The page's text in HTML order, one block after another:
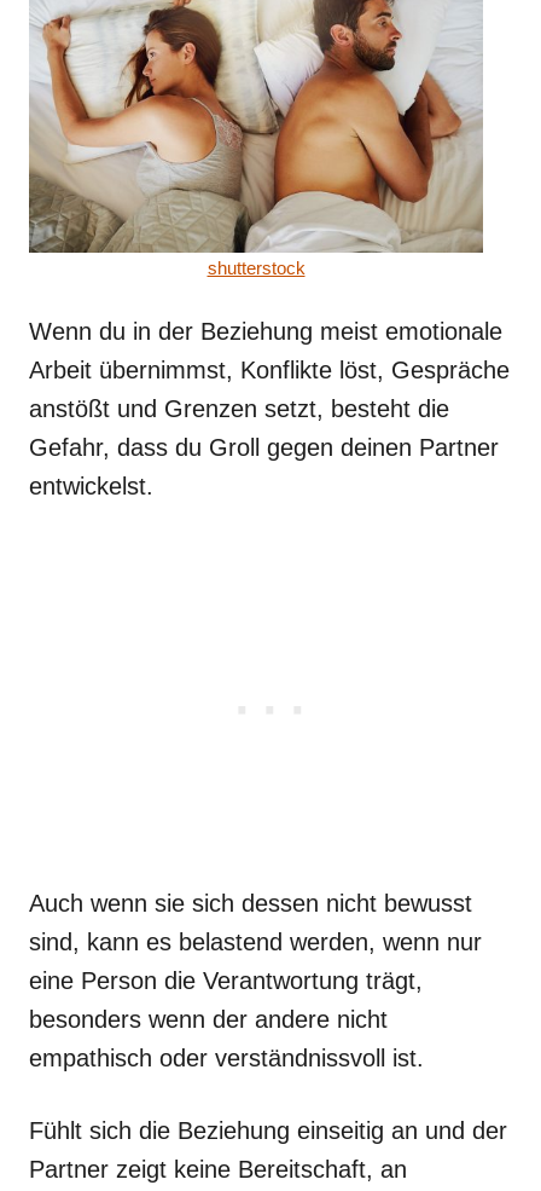
shutterstock
Wenn du in der Beziehung meist emotionale
Arbeit übernimmst, Konflikte löst, Gespräche
anstößt und Grenzen setzt, besteht die
Gefahr, dass du Groll gegen deinen Partner
entwickelst.
Auch wenn sie sich dessen nicht bewusst
sind, kann es belastend werden, wenn nur
eine Person die Verantwortung trägt,
besonders wenn der andere nicht
empathisch oder verständnissvoll ist.
Fühlt sich die Beziehung einseitig an und der
Partner zeigt keine Bereitschaft, an